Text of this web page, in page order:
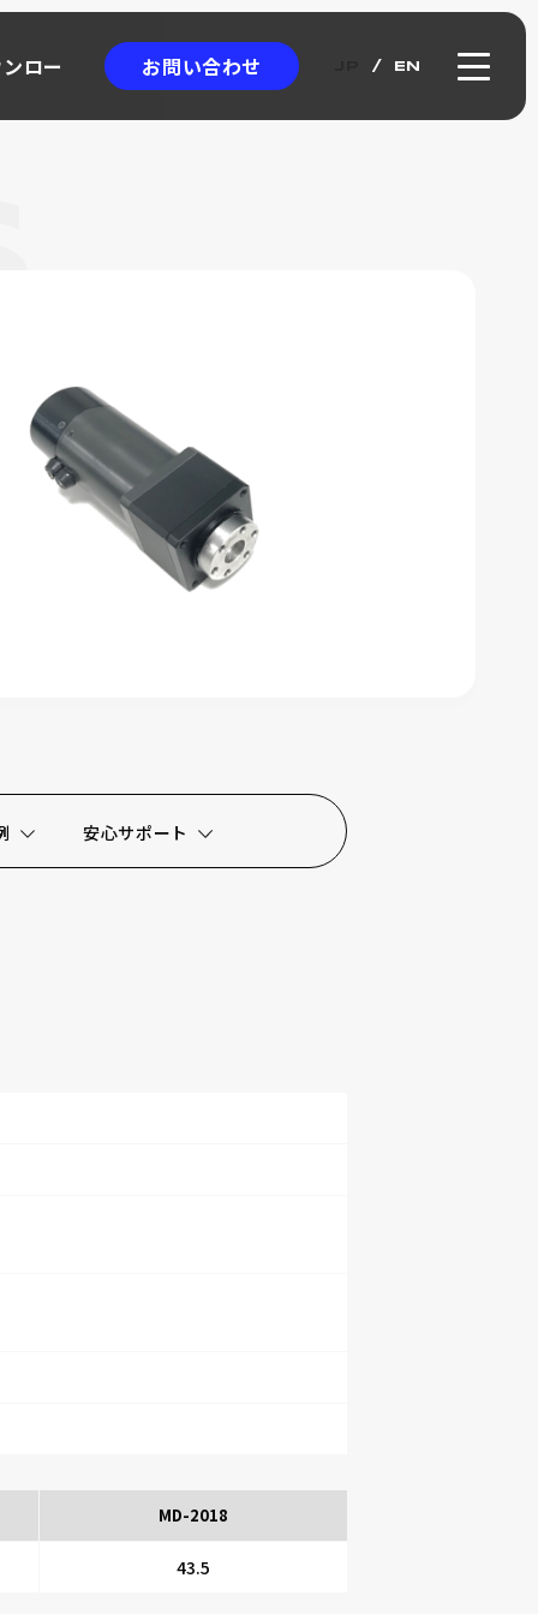
ワイヤー式リニアスケール
カタログ
ロー
お問い合わせ EN
安心サポート
MD-2018
43.5